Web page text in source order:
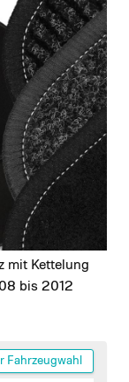
mit Kettelung
bis 2012
Fahrzeugwahl